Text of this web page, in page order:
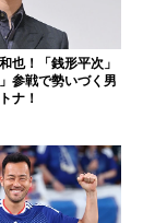
也！「銭形平次」
参戦で勢いづく男
ナ！